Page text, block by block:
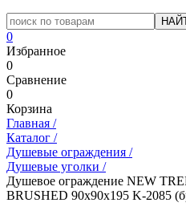
0
Избранное
0
Сравнение
0
Корзина
Главная /
Каталог /
Душевые ограждения /
Душевые уголки /
Душевое ограждение NEW
BRUSHED 90x90x195 K-2085